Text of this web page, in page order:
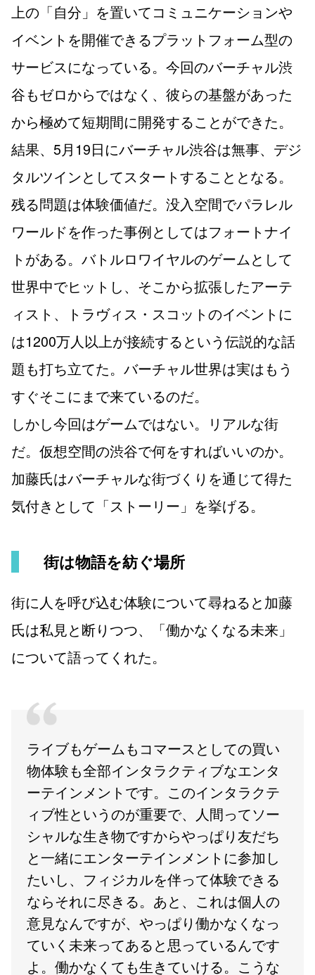
上の「自分」を置いてコミュニケーションや
イベントを開催できるプラットフォーム型の
サービスになっている。今回のバーチャル渋
谷もゼロからではなく、彼らの基盤があった
から極めて短期間に開発することができた。
結果、5月19日にバーチャル渋谷は無事、デジ
タルツインとしてスタートすることとなる。
残る問題は体験価値だ。没入空間でパラレル
ワールドを作った事例としてはフォートナイ
トがある。バトルロワイヤルのゲームとして
世界中でヒットし、そこから拡張したアーテ
ィスト、トラヴィス・スコットのイベントに
は1200万人以上が接続するという伝説的な話
題も打ち立てた。バーチャル世界は実はもう
すぐそこにまで来ているのだ。
しかし今回はゲームではない。リアルな街
だ。仮想空間の渋谷で何をすればいいのか。
加藤氏はバーチャルな街づくりを通じて得た
気付きとして「ストーリー」を挙げる。
街は物語を紡ぐ場所
街に人を呼び込む体験について尋ねると加藤
氏は私見と断りつつ、「働かなくなる未来」
について語ってくれた。
ライブもゲームもコマースとしての買い
物体験も全部インタラクティブなエンタ
ーテインメントです。このインタラクテ
ィブ性というのが重要で、人間ってソー
シャルな生き物ですからやっぱり友だち
と一緒にエンターテインメントに参加し
たいし、フィジカルを伴って体験できる
ならそれに尽きる。あと、これは個人の
意見なんですが、やっぱり働かなくなっ
ていく未来ってあると思っているんです
よ。働かなくても生きていける。こうな